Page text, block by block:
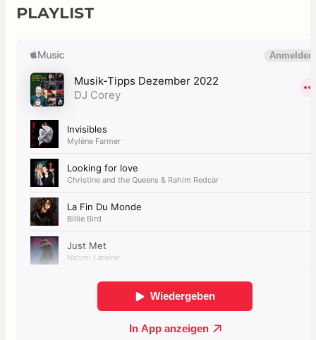
PLAYLIST